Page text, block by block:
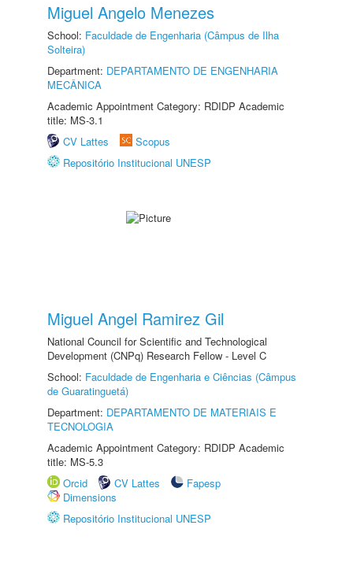
Miguel Angelo Menezes
School: Faculdade de Engenharia (Câmpus de Ilha
Solteira)
Department: DEPARTAMENTO DE ENGENHARIA
MECÂNICA
Academic Appointment Category: RDIDP Academic
title: MS-3.1
CV Lattes
Scopus
Repositório Institucional UNESP
Miguel Angel Ramirez Gil
National Council for Scientific and Technological
Development (CNPq) Research Fellow - Level C
School: Faculdade de Engenharia e Ciências (Câmpus
de Guaratinguetá)
Department: DEPARTAMENTO DE MATERIAIS E
TECNOLOGIA
Academic Appointment Category: RDIDP Academic
title: MS-5.3
Orcid
CV Lattes
Fapesp
Dimensions
Repositório Institucional UNESP